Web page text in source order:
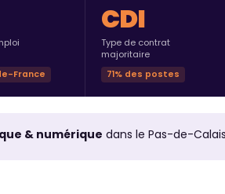
France
CDI
Type de contrat
majoritaire
71% des postes
& numérique dans le Pas-de-